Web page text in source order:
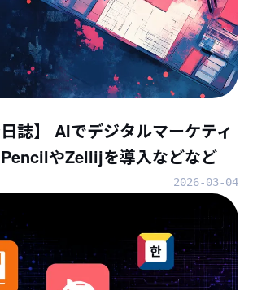
日誌】 AIでデジタルマーケティ
やZellijを導入などなど
2026-03-04